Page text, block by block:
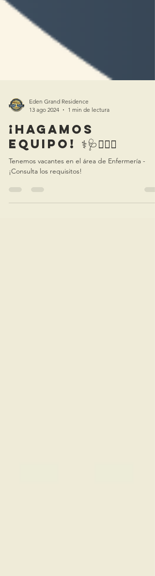
13 ago 2024
1 min de lectura
¡Hagamos
Equipo! ⚕️🩺👩🏻‍⚕️
Tenemos vacantes en el área de Enfermería -
¡Consulta los requisitos!